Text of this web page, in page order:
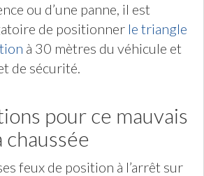
ou d’une panne, il est
de positionner le triangle
à 30 mètres du véhicule et
de sécurité.
pour ce mauvais
feux de position à l’arrêt sur